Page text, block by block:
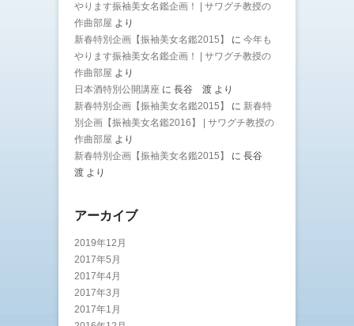
やります振袖美女名鑑企画！ | サワグチ教授の
作曲部屋 より
新春特別企画【振袖美女名鑑2015】
に 今年も
やります振袖美女名鑑企画！ | サワグチ教授の
作曲部屋 より
日本酒特別公開講座 に 長谷 渡 より
新春特別企画【振袖美女名鑑2015】
に 新春特
別企画【振袖美女名鑑2016】 | サワグチ教授の
作曲部屋 より
新春特別企画【振袖美女名鑑2015】
に 長谷
渡 より
アーカイブ
2019年12月
2017年5月
2017年4月
2017年3月
2017年1月